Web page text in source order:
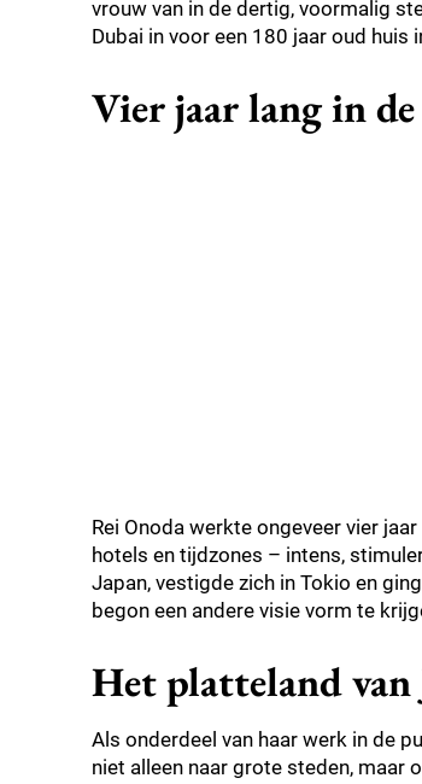
vrouw van in de dertig, voormalig
Dubai in voor een 180 jaar oud
Vier jaar lang in
Rei Onoda werkte ongeveer vier
hotels en tijdzones – intens,
Japan, vestigde zich in Tokio en
begon een andere visie vorm te
Het platteland van
Als onderdeel van haar werk in de
niet alleen naar grote steden, maar